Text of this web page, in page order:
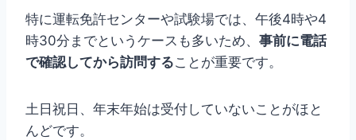
特に運転免許センターや試験場では、午後4時や4
時30分までというケースも多いため、 事前に電話
で確認してから訪問することが重要です。
土日祝日、年末年始は受付していないことがほと
んどです。